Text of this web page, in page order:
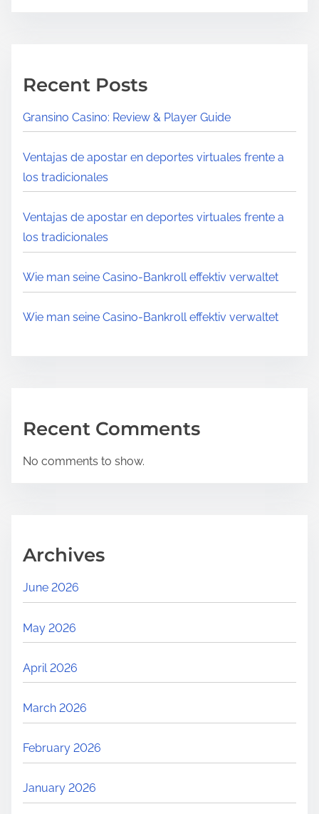
Recent Posts
Gransino Casino: Review & Player Guide
Ventajas de apostar en deportes virtuales frente a
los tradicionales
Ventajas de apostar en deportes virtuales frente a
los tradicionales
Wie man seine Casino‑Bankroll effektiv verwaltet
Wie man seine Casino‑Bankroll effektiv verwaltet
Recent Comments
No comments to show.
Archives
June 2026
May 2026
April 2026
March 2026
February 2026
January 2026